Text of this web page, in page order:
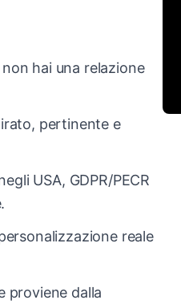
hai una relazione
pertinente e
USA, GDPR/PECR
reale
proviene dalla